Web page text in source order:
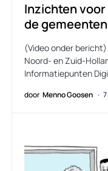
Inzichten
de gemeenten
(Video onder
Noord- en Zuid-
Informatiepunten
door Menno Goosen